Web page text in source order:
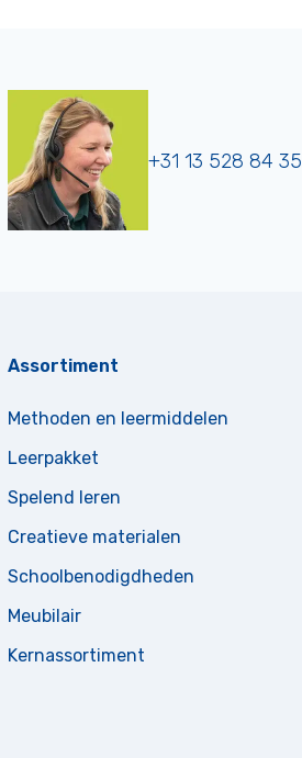
+31 13 528 84 35
Assortiment
Methoden en leermiddelen
Leerpakket
Spelend leren
Creatieve materialen
Schoolbenodigdheden
Meubilair
Kernassortiment